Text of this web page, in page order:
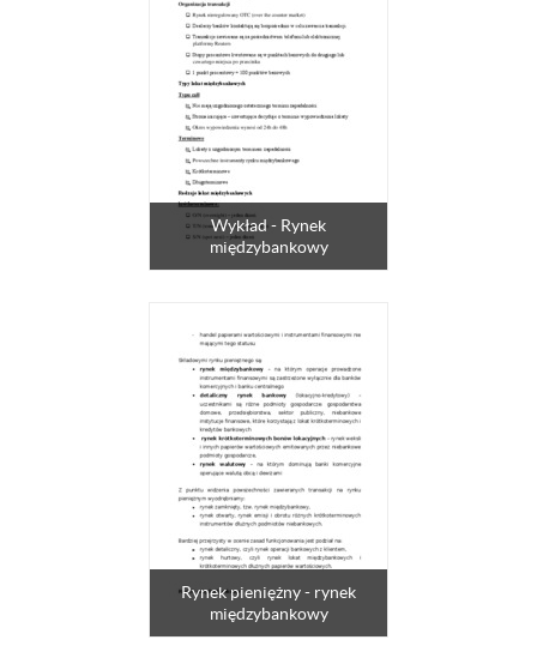
Wykład - Rynek
międzybankowy
Rynek pieniężny - rynek
międzybankowy